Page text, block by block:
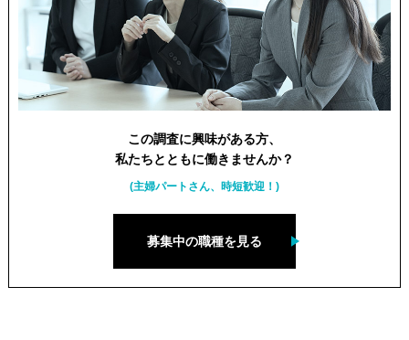
この調査に興味がある方、
私たちとともに働きませんか？
(主婦パートさん、時短歓迎！)
募集中の職種を見る